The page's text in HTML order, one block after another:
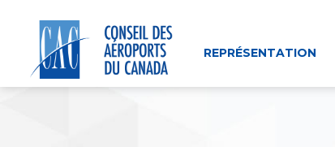
content
REPRÉSENTATION